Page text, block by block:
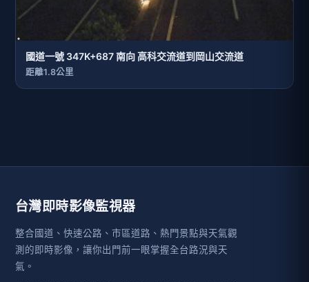
國道一號 347K+687 南向 高科交流道到岡山交流道
距離1.8公里
台灣即時影像監視器
整合國道、快速公路、市區道路、熱門景點與天氣觀
測的即時影像，讓你出門前一眼掌握全台路況與天
氣。